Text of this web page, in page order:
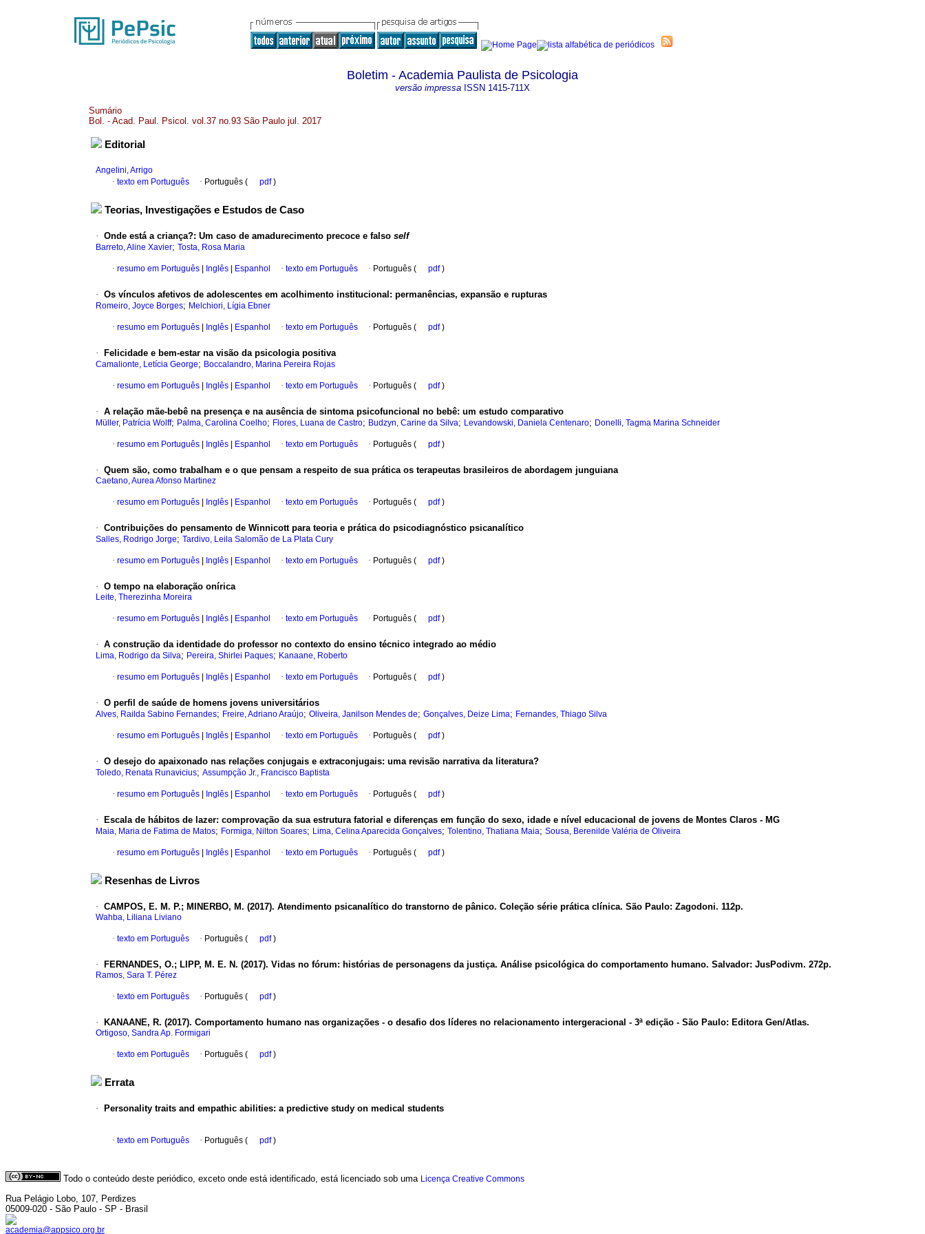
Boletim - Academia Paulista de Psicologia
versão impressa ISSN 1415-711X
Sumário
Bol. - Acad. Paul. Psicol. vol.37 no.93 São Paulo jul. 2017
Editorial
Angelini, Arrigo
· texto em Português · Português ( pdf)
Teorias, Investigações e Estudos de Caso
· Onde está a criança?: Um caso de amadurecimento precoce e falso self
Barreto, Aline Xavier; Tosta, Rosa Maria
· resumo em Português Inglês Espanhol · texto em Português · Português ( pdf)
· Os vínculos afetivos de adolescentes em acolhimento institucional : permanências, expansão e rupturas
Romeiro, Joyce Borges; Melchiori, Lígia Ebner
· resumo em Português Inglês Espanhol · texto em Português · Português ( pdf)
· Felicidade e bem-estar na visão da psicologia positiva
Camalionte, Letícia George; Boccalandro, Marina Pereira Rojas
· resumo em Português Inglês Espanhol · texto em Português · Português ( pdf)
· A relação mãe-bebê na presença e na ausência de sintoma psicofuncional no bebê: um estudo comparativo
Müller, Patrícia Wolff; Palma, Carolina Coelho; Flores, Luana de Castro; Budzyn, Carine da Silva; Levandowski, Daniela Centenaro; Donelli, Tagma Marina Schneider
· resumo em Português Inglês Espanhol · texto em Português · Português ( pdf)
· Quem são, como trabalham e o que pensam a respeito de sua prática os terapeutas brasileiros de abordagem junguiana
Caetano, Aurea Afonso Martinez
· resumo em Português Inglês Espanhol · texto em Português · Português ( pdf)
· Contribuições do pensamento de Winnicott para teoria e prática do psicodiagnóstico psicanalítico
Salles, Rodrigo Jorge; Tardivo, Leila Salomão de La Plata Cury
· resumo em Português Inglês Espanhol · texto em Português · Português ( pdf)
· O tempo na elaboração onírica
Leite, Therezinha Moreira
· resumo em Português Inglês Espanhol · texto em Português · Português ( pdf)
· A construção da identidade do professor no contexto do ensino técnico integrado ao médio
Lima, Rodrigo da Silva; Pereira, Shirlei Paques; Kanaane, Roberto
· resumo em Português Inglês Espanhol · texto em Português · Português ( pdf)
· O perfil de saúde de homens jovens universitários
Alves, Railda Sabino Fernandes; Freire, Adriano Araújo; Oliveira, Janilson Mendes de; Gonçalves, Deize Lima; Fernandes, Thiago Silva
· resumo em Português Inglês Espanhol · texto em Português · Português ( pdf)
· O desejo do apaixonado nas relações conjugais e extraconjugais: uma revisão narrativa da literatura?
Toledo, Renata Runavicius; Assumpção Jr., Francisco Baptista
· resumo em Português Inglês Espanhol · texto em Português · Português ( pdf)
· Escala de hábitos de lazer: comprovação da sua estrutura fatorial e diferenças em função do sexo, idade e nível educacional de jovens de Montes Claros - MG
Maia, Maria de Fatima de Matos; Formiga, Nilton Soares; Lima, Celina Aparecida Gonçalves; Tolentino, Thatiana Maia; Sousa, Berenilde Valéria de Oliveira
· resumo em Português Inglês Espanhol · texto em Português · Português ( pdf)
Resenhas de Livros
· CAMPOS, E. M. P.; MINERBO, M. (2017). Atendimento psicanalítico do transtorno de pânico. Coleção série prática clínica. São Paulo: Zagodoni. 112p.
Wahba, Liliana Liviano
· texto em Português · Português ( pdf)
· FERNANDES, O.; LIPP, M. E. N. (2017). Vidas no fórum: histórias de personagens da justiça. Análise psicológica do comportamento humano. Salvador: JusPodivm. 272p.
Ramos, Sara T. Pérez
· texto em Português · Português ( pdf)
· KANAANE, R. (2017). Comportamento humano nas organizações - o desafio dos líderes no relacionamento intergeracional - 3ª edição - São Paulo: Editora Gen/Atlas.
Ortigoso, Sandra Ap. Formigari
· texto em Português · Português ( pdf)
Errata
· Personality traits and empathic abilities: a predictive study on medical students
· texto em Português · Português ( pdf)
Todo o conteúdo deste periódico, exceto onde está identificado, está licenciado sob uma Licença Creative Commons
Rua Pelágio Lobo, 107, Perdizes
05009-020 - São Paulo - SP - Brasil
academia@appsico.org.br